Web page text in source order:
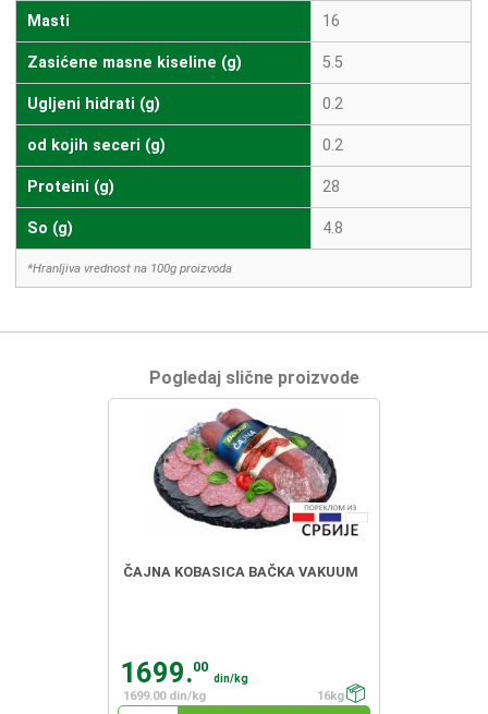
Masti 16
Zasićene masne kiseline (g) 5.5
Ugljeni hidrati (g) 0.2
od kojih seceri (g) 0.2
Proteini (g) 28
So (g) 4.8
*Hranljiva vrednost na 100g proizvoda
Pogledaj slične proizvode
ČAJNA KOBASICA BAČKA VAKUUM
1699.00
din/kg
1699.00 din/kg
16kg